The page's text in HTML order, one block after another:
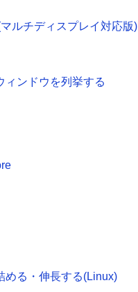
ルチディスプレイ対応版)
ィンドウを列挙する
める・伸長する(Linux)